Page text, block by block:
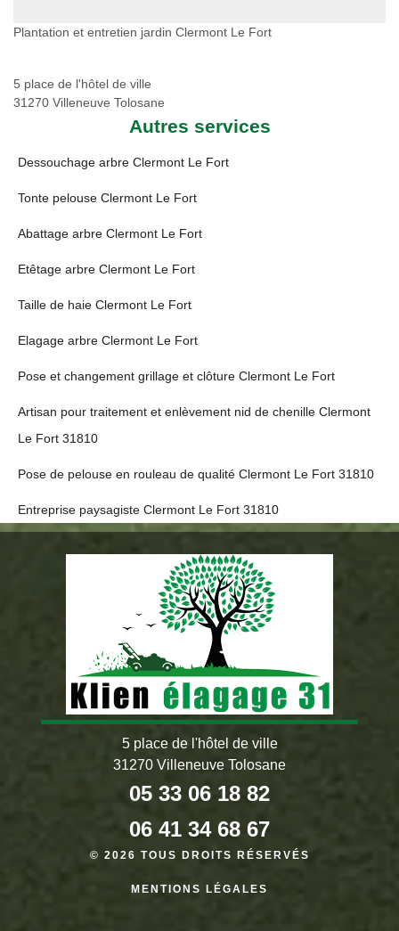
Plantation et entretien jardin Clermont Le Fort
5 place de l'hôtel de ville
31270 Villeneuve Tolosane
Autres services
Dessouchage arbre Clermont Le Fort
Tonte pelouse Clermont Le Fort
Abattage arbre Clermont Le Fort
Etêtage arbre Clermont Le Fort
Taille de haie Clermont Le Fort
Elagage arbre Clermont Le Fort
Pose et changement grillage et clôture Clermont Le Fort
Artisan pour traitement et enlèvement nid de chenille Clermont
Le Fort 31810
Pose de pelouse en rouleau de qualité Clermont Le Fort 31810
Entreprise paysagiste Clermont Le Fort 31810
5 place de l'hôtel de ville
31270 Villeneuve Tolosane
05 33 06 18 82
06 41 34 68 67
© 2026 TOUS DROITS RÉSERVÉS
MENTIONS LÉGALES